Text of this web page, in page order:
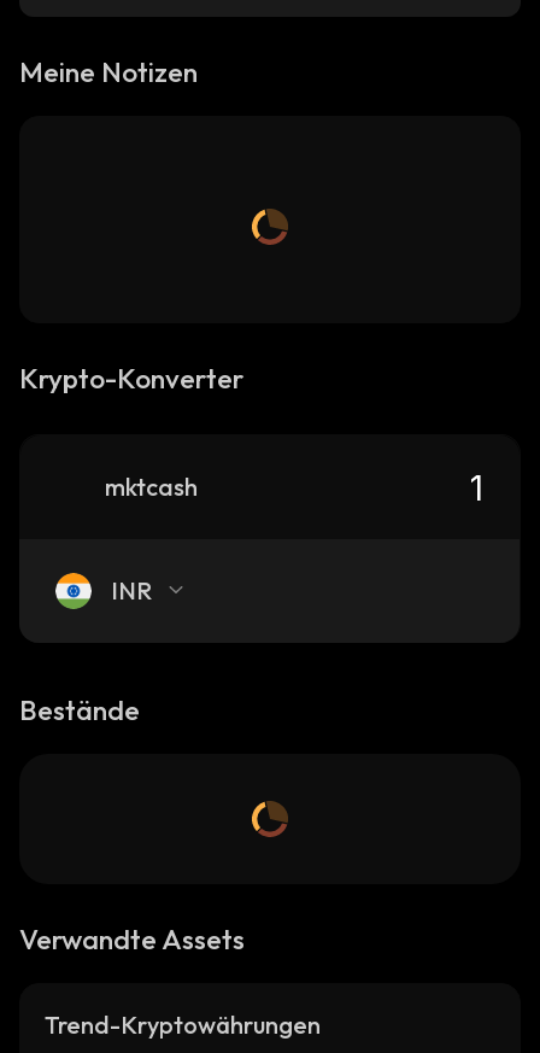
Meine Notizen
Krypto-Konverter
mktcash
INR
Bestände
Verwandte Assets
Trend-Kryptowährungen